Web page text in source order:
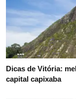
Dicas de Vitória:
capital capixaba